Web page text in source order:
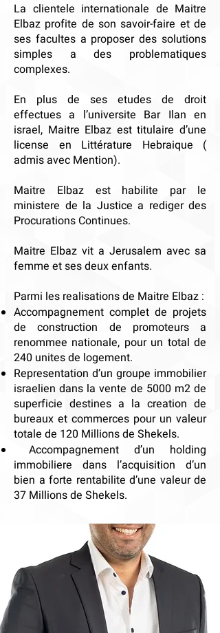
La clientele internationale de Maitre
Elbaz profite de son savoir-faire et de
ses facultes a proposer des solutions
simples a des problematiques
complexes.
En plus de ses etudes de droit
effectues a l’universite Bar Ilan en
israel, Maitre Elbaz est titulaire d’une
license en Littérature Hebraique (
admis avec Mention).
Maitre Elbaz est habilite par le
ministere de la Justice a rediger des
Procurations Continues.
Maitre Elbaz vit a Jerusalem avec sa
femme et ses deux enfants.
Parmi les realisations de Maitre Elbaz :
Accompagnement complet de projets
de construction de promoteurs a
renommee nationale, pour un total de
240 unites de logement.
Representation d’un groupe immobilier
israelien dans la vente de 5000 m2 de
superficie destines a la creation de
bureaux et commerces pour un valeur
totale de 120 Millions de Shekels.
Accompagnement d’un holding
immobiliere dans l’acquisition d’un
bien a forte rentabilite d’une valeur de
37 Millions de Shekels.